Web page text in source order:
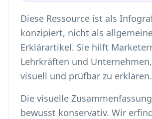
Diese Ressource ist als
konzipiert, nicht als
Erklärartikel. Sie hilft
Lehrkräften und Unternehmen,
visuell und prüfbar zu erklären.
Die visuelle
bewusst konservativ. Wir